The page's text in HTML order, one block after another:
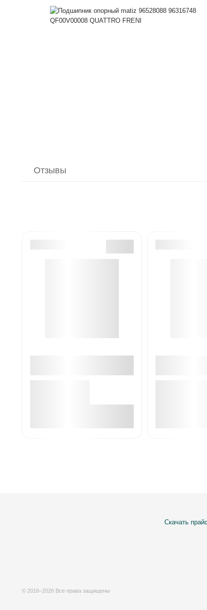
Отзывы
Скачать
© 2016–2026 Все права защищены